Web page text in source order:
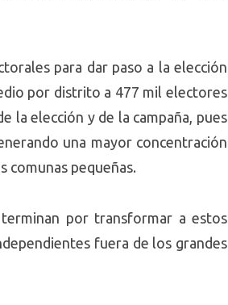
para dar paso a la elección
por distrito a 477 mil electores
la elección y de la campaña, pues
una mayor concentración
comunas pequeñas.
por transformar a estos
fuera de los grandes